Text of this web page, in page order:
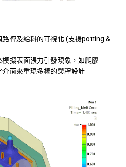
路徑及給料的可視化 (支援potting &
擬表面張力引發現象，如爬膠
介面來重現多樣的製程設計